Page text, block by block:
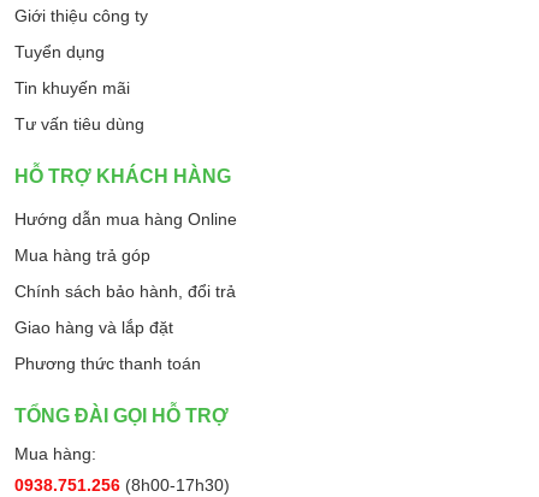
Giới thiệu công ty
Tuyển dụng
Tin khuyến mãi
Tư vấn tiêu dùng
HỖ TRỢ KHÁCH HÀNG
Hướng dẫn mua hàng Online
Mua hàng trả góp
Chính sách bảo hành, đổi trả
Giao hàng và lắp đặt
Phương thức thanh toán
TỔNG ĐÀI GỌI HỖ TRỢ
Mua hàng:
0938.751.256 (8h00-17h30)